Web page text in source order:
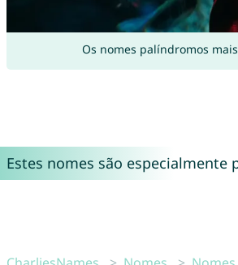
Os nomes palíndromos
Estes nomes são especialmente